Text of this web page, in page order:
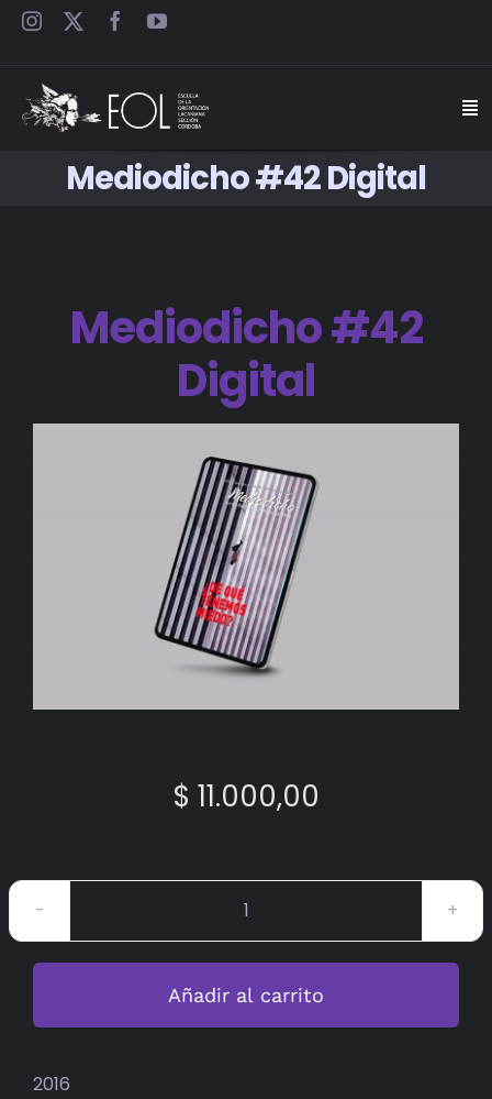
Saltar
INICIO
SEMINARIOS
Mediodicho #42 Digital
Mediodicho #42
Digital
$ 11.000,00
Mediodicho
Digital
Añadir al carrito
2016